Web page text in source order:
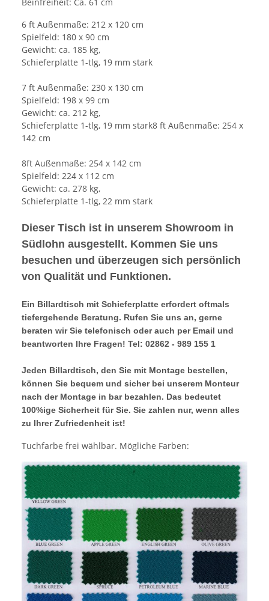
6 ft Außenmaße: 212 x 120 cm
Spielfeld: 180 x 90 cm
Gewicht: ca. 185 kg,
Schieferplatte 1-tlg, 19 mm stark
7 ft Außenmaße: 230 x 130 cm
Spielfeld: 198 x 99 cm
Gewicht: ca. 212 kg,
Schieferplatte 1-tlg, 19 mm stark8 ft Außenmaße: 254 x
142 cm
8ft Außenmaße: 254 x 142 cm
Spielfeld: 224 x 112 cm
Gewicht: ca. 278 kg,
Schieferplatte 1-tlg, 22 mm stark
Dieser Tisch ist in unserem Showroom in
Südlohn ausgestellt. Kommen Sie uns
besuchen und überzeugen sich persönlich
von Qualität und Funktionen.
Ein Billardtisch mit Schieferplatte erfordert oftmals
tiefergehende Beratung. Rufen Sie uns an, gerne
beraten wir Sie telefonisch oder auch per Email und
beantworten Ihre Fragen! Tel: 02862 - 989 155 1
Jeden Billardtisch, den Sie mit Montage bestellen,
können Sie bequem und sicher bei unserem Monteur
nach der Montage in bar bezahlen. Das bedeutet
100%ige Sicherheit für Sie. Sie zahlen nur, wenn alles
zu Ihrer Zufriedenheit ist!
Tuchfarbe frei wählbar. Mögliche Farben: